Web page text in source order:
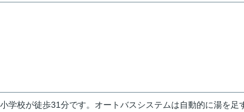
学校が徒歩31分です。オートバスシステムは自動的に湯を足